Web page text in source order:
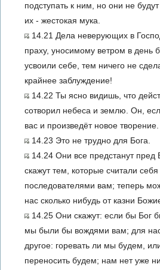
подступать к ним, но они не
их - жестокая мука.
14.21 Дела неверующих в
праху, уносимому ветром в день
усвоили себе, тем ничего не
крайнее заблуждение!
14.22 Ты ясно видишь, что
сотворил небеса и землю. Он,
вас и произведёт новое творение.
14.23 Это не трудно для Бога.
14.24 Они все предстанут пред
скажут тем, которые считали
последователями вам; теперь
нас сколько нибудь от казни
14.25 Они скажут: если бы Бог
мы были бы вождями вам; для
другое: горевать ли мы будем,
переносить будем; нам нет уже